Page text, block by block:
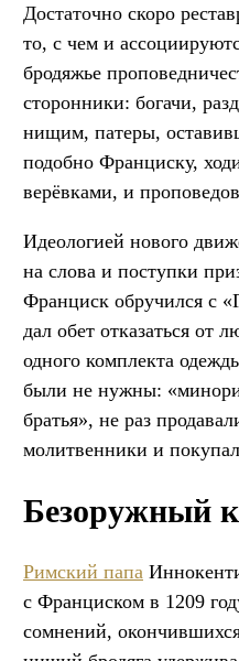
Достаточно скоро
то, с чем и
бродяжье
сторонники: богачи,
нищим, патеры,
подобно Франциску,
верёвками, и
Идеологией нового
на слова и поступки
Франциск обручился с
дал обет отказаться от
одного комплекта
были не нужны:
братья», не раз
молитвенники и
Безоружный
Римский папа
с Франциском в 1209
сомнений,